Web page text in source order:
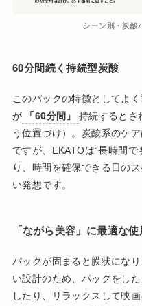
シーン別・炭酸
60分間続く持続型炭酸
このパックの特徴としてよ
が
「60分間」
持続すると
う位置づけ）。炭酸系のケ
ですが、EKATOは“長時間
り、時間を確保できる日の
い発想です。
「ながら美容」に最適な使
パックが固まると膜状にな
い設計のため、パックをし
したり、リラックスして映